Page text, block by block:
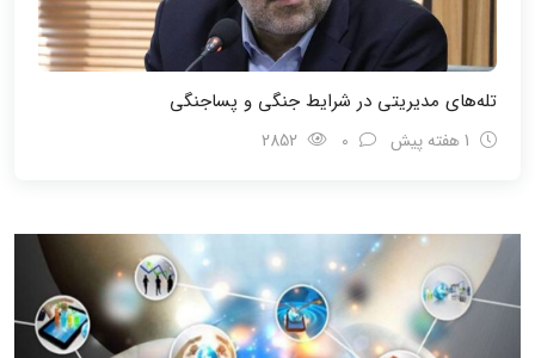
تله‌های مدیریتی در شرایط جنگی و پسا‌جنگی